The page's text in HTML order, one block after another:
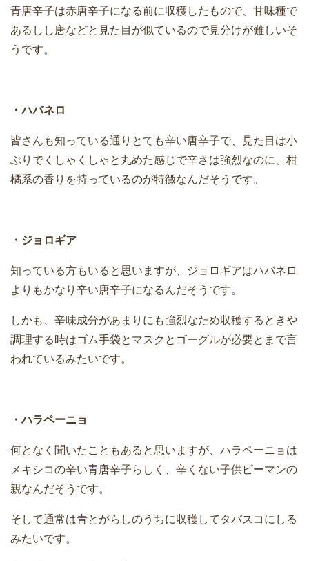
青唐辛子は赤唐辛子になる前に収穫したもので、甘味種で
あるしし唐などと見た目が似ているので見分けが難しいそ
うです。
・ハバネロ
皆さんも知っている通りとても辛い唐辛子で、見た目は小
ぶりでくしゃくしゃと丸めた感じで辛さは強烈なのに、柑
橘系の香りを持っているのが特徴なんだそうです。
・ジョロギア
知っている方もいると思いますが、ジョロギアはハバネロ
よりもかなり辛い唐辛子になるんだそうです。
しかも、辛味成分があまりにも強烈なため収穫するときや
調理する時はゴム手袋とマスクとゴーグルが必要とまで言
われているみたいです。
・ハラペーニョ
何となく聞いたこともあると思いますが、ハラペーニョは
メキシコの辛い青唐辛子らしく、辛くない子供ピーマンの
親なんだそうです。
そして通常は青とがらしのうちに収穫してタバスコにしる
みたいです。